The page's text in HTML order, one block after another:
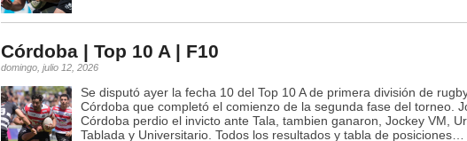
Córdoba | Top 10 A | F10
domingo, julio 12, 2026
Se disputó ayer la fecha 10 del Top 10 A de primera división de
Córdoba que completó el comienzo de la segunda fase del torneo.
Córdoba perdio el invicto ante Tala, tambien ganaron, Jockey VM,
Tablada y Universitario. Todos los resultados y tabla de posiciones…